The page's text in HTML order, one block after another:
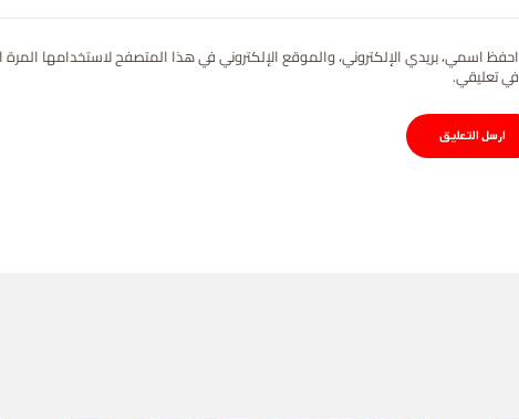
احفظ اسمي، بريدي الإلكتروني، والموقع الإلكتروني في هذا المتصفح لاستخدامها المرة
في تعليقي.